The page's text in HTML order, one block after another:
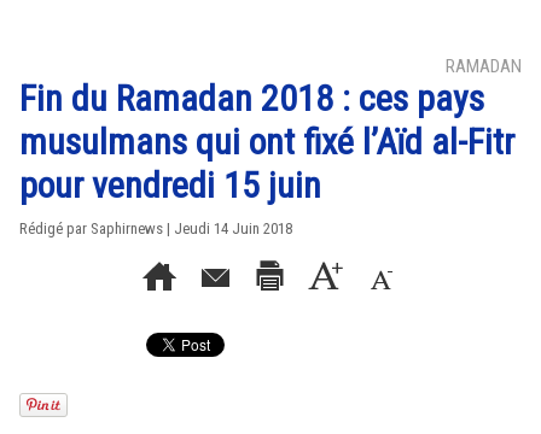
RAMADAN
Fin du Ramadan 2018 : ces pays
musulmans qui ont fixé l’Aïd al-Fitr
pour vendredi 15 juin
Rédigé par Saphirnews | Jeudi 14 Juin 2018